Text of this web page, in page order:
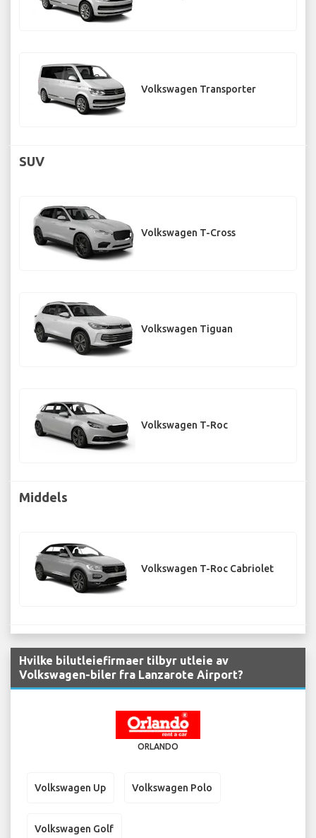
Volkswagen Transporter
SUV
Volkswagen T-Cross
Volkswagen Tiguan
Volkswagen T-Roc
Middels
Volkswagen T-Roc Cabriolet
Hvilke bilutleiefirmaer tilbyr utleie av
Volkswagen-biler fra Lanzarote Airport?
ORLANDO
Volkswagen Up Volkswagen Polo
Volkswagen Golf